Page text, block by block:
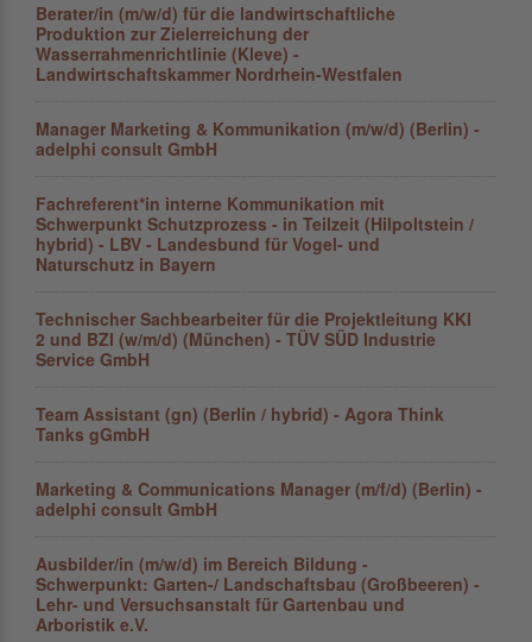
Berater/in (m/w/d) für die landwirtschaftliche
Produktion zur Zielerreichung der
Wasserrahmenrichtlinie (Kleve) -
Landwirtschaftskammer Nordrhein-Westfalen
Manager Marketing & Kommunikation (m/w/d) (Berlin) -
adelphi consult GmbH
Fachreferent*in interne Kommunikation mit
Schwerpunkt Schutzprozess - in Teilzeit (Hilpoltstein /
hybrid) - LBV - Landesbund für Vogel- und
Naturschutz in Bayern
Technischer Sachbearbeiter für die Projektleitung KKI
2 und BZI (w/m/d) (München) - TÜV SÜD Industrie
Service GmbH
Team Assistant (gn) (Berlin / hybrid) - Agora Think
Tanks gGmbH
Marketing & Communications Manager (m/f/d) (Berlin) -
adelphi consult GmbH
Ausbilder/in (m/w/d) im Bereich Bildung -
Schwerpunkt: Garten-/ Landschaftsbau (Großbeeren) -
Lehr- und Versuchsanstalt für Gartenbau und
Arboristik e.V.